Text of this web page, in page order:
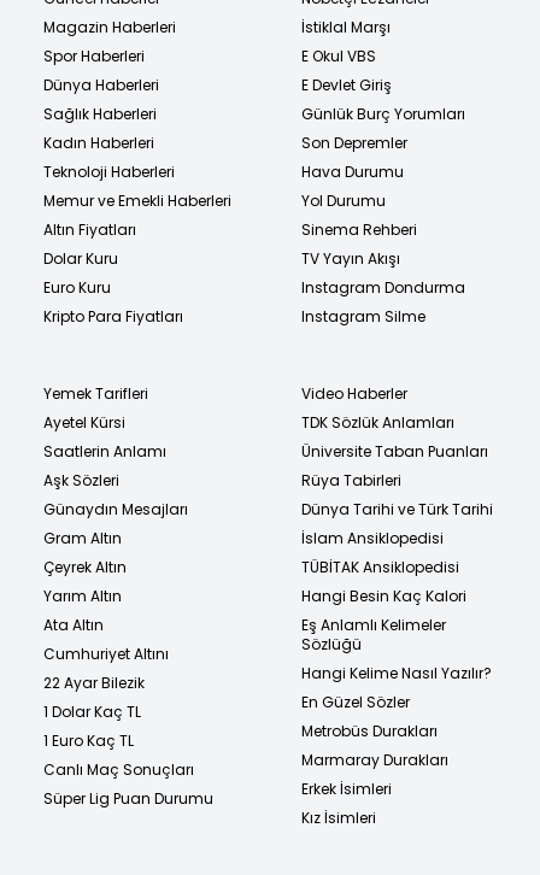
Magazin Haberleri
Spor Haberleri
Dünya Haberleri
Sağlık Haberleri
Kadın Haberleri
Teknoloji Haberleri
Memur ve Emekli Haberleri
Altın Fiyatları
Dolar Kuru
Euro Kuru
Kripto Para Fiyatları
İstiklal Marşı
E Okul VBS
E Devlet Giriş
Günlük Burç Yorumları
Son Depremler
Hava Durumu
Yol Durumu
Sinema Rehberi
TV Yayın Akışı
Instagram Dondurma
Instagram Silme
Yemek Tarifleri
Ayetel Kürsi
Saatlerin Anlamı
Aşk Sözleri
Günaydın Mesajları
Gram Altın
Çeyrek Altın
Yarım Altın
Ata Altın
Cumhuriyet Altını
22 Ayar Bilezik
1 Dolar Kaç TL
1 Euro Kaç TL
Canlı Maç Sonuçları
Süper Lig Puan Durumu
Video Haberler
TDK Sözlük Anlamları
Üniversite Taban Puanları
Rüya Tabirleri
Dünya Tarihi ve Türk Tarihi
İslam Ansiklopedisi
TÜBİTAK Ansiklopedisi
Hangi Besin Kaç Kalori
Eş Anlamlı Kelimeler
Sözlüğü
Hangi Kelime Nasıl Yazılır?
En Güzel Sözler
Metrobüs Durakları
Marmaray Durakları
Erkek İsimleri
Kız İsimleri